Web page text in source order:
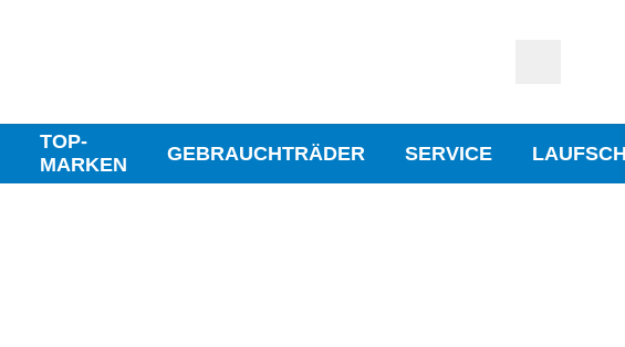
TOP-
MARKEN
GEBRAUCHTRÄDER SERVICE